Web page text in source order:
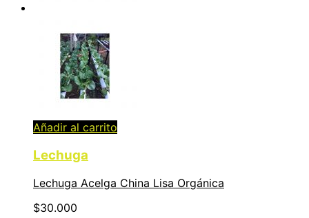
Añadir al carrito
Lechuga
Lechuga Acelga China Lisa Orgánica
$30.000